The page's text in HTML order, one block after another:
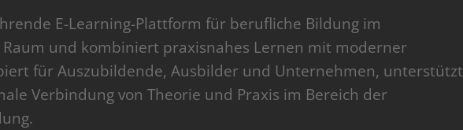
E-Learning-Plattform für berufliche Bildung im
und kombiniert praxisnahes Lernen mit moderner
für Auszubildende, Ausbilder und Unternehmen, unterstützt
Verbindung von Theorie und Praxis im Bereich der